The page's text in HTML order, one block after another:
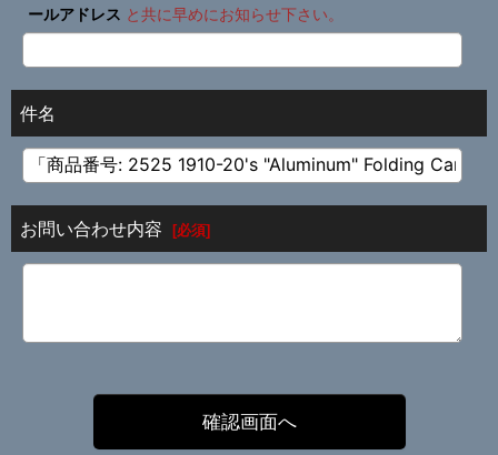
ールアドレス と共に早めにお知らせ下さい。
件名
お問い合わせ内容 [必須]
確認画面へ